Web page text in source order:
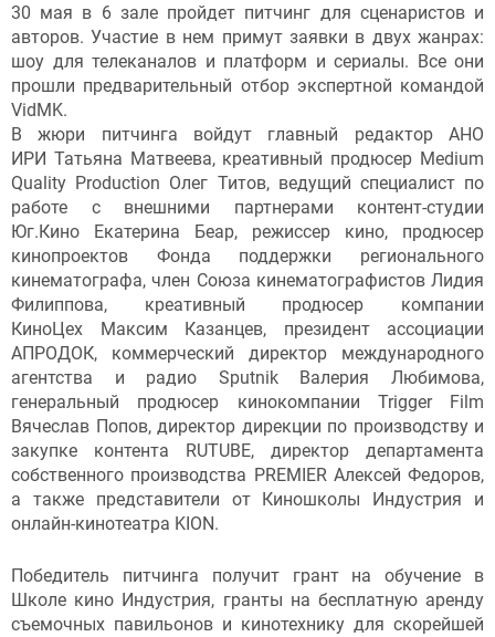
30 мая в 6 зале пройдет питчинг для сценаристов и
авторов. Участие в нем примут заявки в двух жанрах:
шоу для телеканалов и платформ и сериалы. Все они
прошли предварительный отбор экспертной командой
VidMK.
В жюри питчинга войдут главный редактор АНО
ИРИ Татьяна Матвеева, креативный продюсер Medium
Quality Production Олег Титов, ведущий специалист по
работе с внешними партнерами контент-студии
Юг.Кино Екатерина Беар, режиссер кино, продюсер
кинопроектов Фонда поддержки регионального
кинематографа, член Союза кинематографистов Лидия
Филиппова, креативный продюсер компании
КиноЦех Максим Казанцев, президент ассоциации
АПРОДОК, коммерческий директор международного
агентства и радио Sputnik Валерия Любимова,
генеральный продюсер кинокомпании Trigger Film
Вячеслав Попов, директор дирекции по производству и
закупке контента RUTUBE, директор департамента
собственного производства PREMIER Алексей Федоров,
а также представители от Киношколы Индустрия и
онлайн-кинотеатра KION.
Победитель питчинга получит грант на обучение в
Школе кино Индустрия, гранты на бесплатную аренду
съемочных павильонов и кинотехнику для скорейшей